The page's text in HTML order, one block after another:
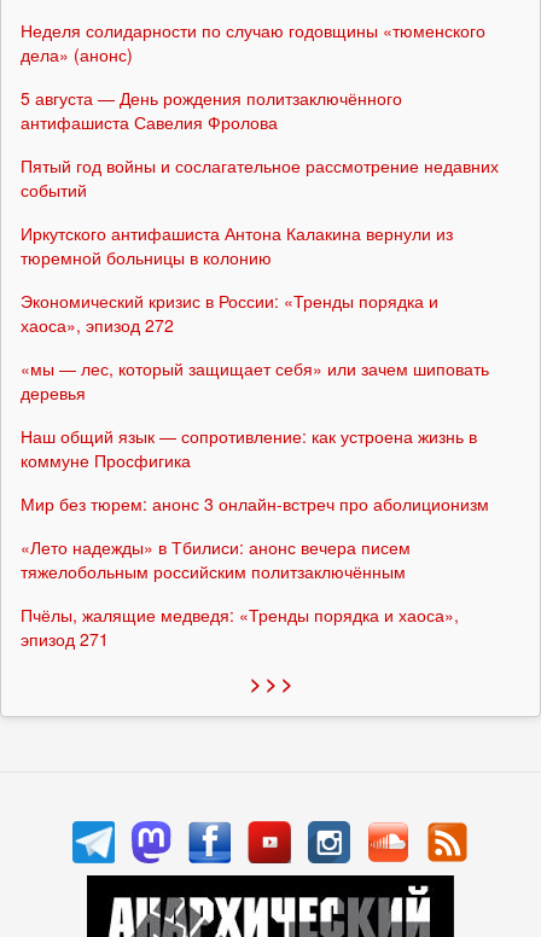
Неделя солидарности по случаю годовщины «тюменского
дела» (анонс)
5 августа — День рождения политзаключённого
антифашиста Савелия Фролова
Пятый год войны и сослагательное рассмотрение недавних
событий
Иркутского антифашиста Антона Калакина вернули из
тюремной больницы в колонию
Экономический кризис в России: «Тренды порядка и
хаоса», эпизод 272
«мы — лес, который защищает себя» или зачем шиповать
деревья
Наш общий язык — сопротивление: как устроена жизнь в
коммуне Просфигика
Мир без тюрем: анонс 3 онлайн-встреч про аболиционизм
«Лето надежды» в Тбилиси: анонс вечера писем
тяжелобольным российским политзаключённым
Пчёлы, жалящие медведя: «Тренды порядка и хаоса»,
эпизод 271
> > >